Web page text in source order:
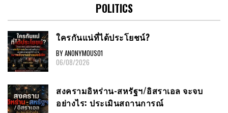
POLITICS
ใครกันแน่ที่ได้ประโยชน์?
BY ANONYMOUS01
06/08/2026
สงครามอิหร่าน-สหรัฐฯ/อิสราเอล จะจบ
อย่างไร: ประเมินสถานการณ์